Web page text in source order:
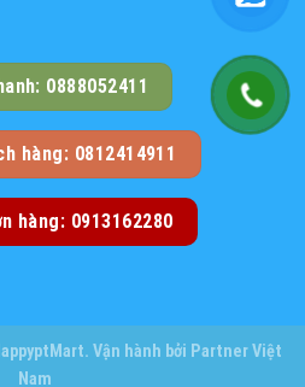
0888052411
hàng: 0812414911
hàng: 0913162280
. Vận hành bởi Partner Việt
Nam